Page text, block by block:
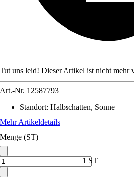
Tut uns leid! Dieser Artikel ist nicht mehr
Art.-Nr. 12587793
Standort: Halbschatten, Sonne
Mehr Artikeldetails
Menge (ST)
1 ST